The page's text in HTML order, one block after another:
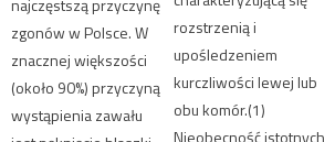
najczęstszą przyczynę
zgonów w Polsce. W
znacznej większości
(około 90%) przyczyną
wystąpienia zawału
rozstrzenią i
upośledzeniem
kurczliwości lewej lub
obu komór.(1)
Nieobecność istotnych